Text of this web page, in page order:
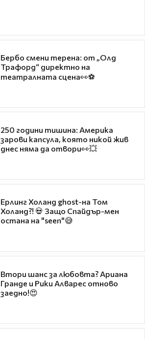
Бербо смени терена: от „Олд
Трафорд“ директно на
театралната сцена👀⚽
250 години тишина: Америка
зарови капсула, която никой жив
днес няма да отвори👀💥
Ерлинг Холанд ghost-на Том
Холанд?! 💀 Защо Спайдър-мен
остана на "seen"😅
Втори шанс за любовта? Ариана
Гранде и Рики Алварес отново
заедно!😍